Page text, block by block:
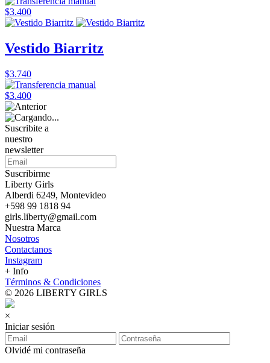
$3.400
Vestido Biarritz
$3.740
$3.400
Suscribite a
nuestro
newsletter
Suscribirme
Liberty Girls
Alberdi 6249, Montevideo
+598 99 1818 94
girls.liberty@gmail.com
Nuestra Marca
Nosotros
Contactanos
Instagram
+ Info
Términos & Condiciones
© 2026 LIBERTY GIRLS
×
Iniciar sesión
Olvidé mi contraseña